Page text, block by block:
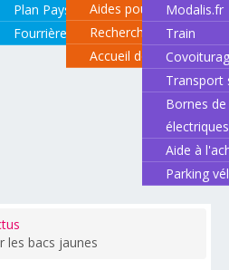
Plan Paysage
Fourrière animale
Aides pour rénover
Recherche d'un
Accueil des gens du
Modalis.fr
Train
Transport
Bornes
électriques
Aide à
Parking
les bacs jaunes